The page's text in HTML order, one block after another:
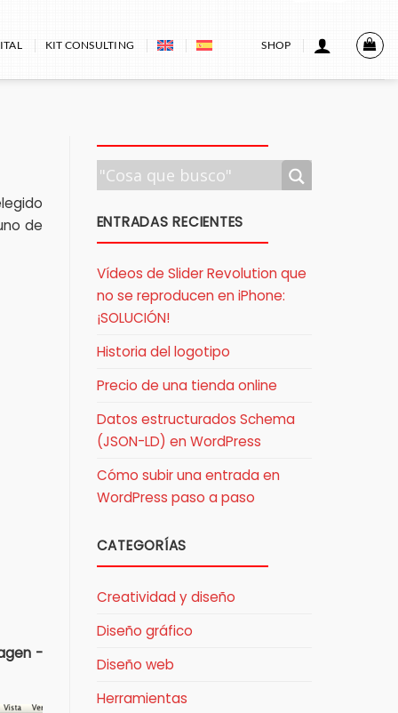
KIT CONSULTING SHOP
de
-
ENTRADAS RECIENTES
Vídeos de Slider Revolution que
no se reproducen en iPhone:
¡SOLUCIÓN!
Historia del logotipo
Precio de una tienda online
Datos estructurados Schema
(JSON-LD) en WordPress
Cómo subir una entrada en
WordPress paso a paso
CATEGORÍAS
Creatividad y diseño
Diseño gráfico
Diseño web
Herramientas